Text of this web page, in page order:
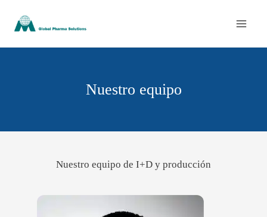
contenido
Nuestro equipo
Nuestro equipo de I+D y producción